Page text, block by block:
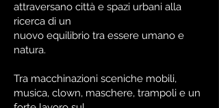
attraversano città e spazi urbani alla
ricerca di un
nuovo equilibrio tra essere umano e
natura.
Tra macchinazioni sceniche mobili,
musica, clown, maschere, trampoli e un